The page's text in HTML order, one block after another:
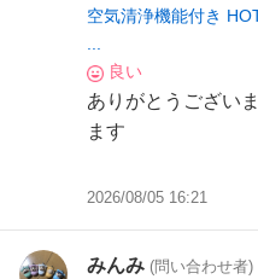
空気清浄機能付き
...
良い
ありがとうござい
ます
2026/08/05 16:21
みんみ (問い合わせ者)